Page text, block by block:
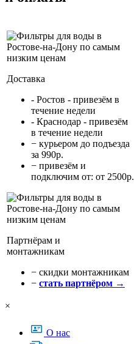
Доставка
- Ростов - привезём в
течение недели
- Краснодар - привезём
в течение недели
− курьером до подъезда
за 990р.
− привезём и
подключим от: от 2500р.
Партнёрам и
монтажникам
− cкидки монтажникам
− стать партнёром →
×
О нас